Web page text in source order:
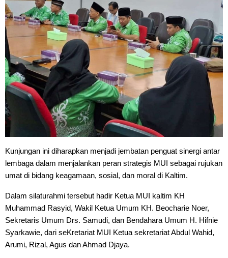
Kunjungan ini diharapkan menjadi jembatan penguat sinergi antar
lembaga dalam menjalankan peran strategis MUI sebagai rujukan
umat di bidang keagamaan, sosial, dan moral di Kaltim.
Dalam silaturahmi tersebut hadir Ketua MUI kaltim KH
Muhammad Rasyid, Wakil Ketua Umum KH. Beocharie Noer,
Sekretaris Umum Drs. Samudi, dan Bendahara Umum H. Hifnie
Syarkawie, dari seKretariat MUI Ketua sekretariat Abdul Wahid,
Arumi, Rizal, Agus dan Ahmad Djaya.